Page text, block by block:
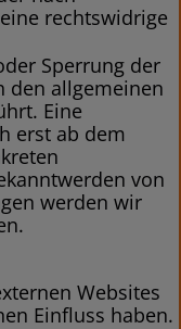
rechtswidrige
Sperrung der
den allgemeinen
Eine
erst ab dem
von
werden wir
Websites
Einfluss haben.